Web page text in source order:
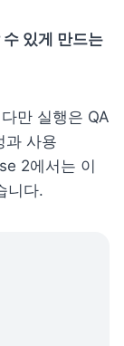
있게 만드는
만 실행은 QA
과 사용
2에서는 이
니다.